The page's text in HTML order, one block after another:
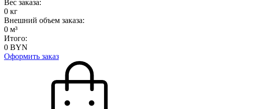
Вес заказа:
0 кг
Внешний объем заказа:
0 м³
Итого:
0 BYN
Оформить заказ